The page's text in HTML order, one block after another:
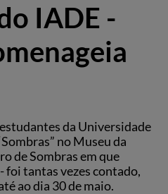
IADE -
da Universidade
no Museu da
de Sombras em que
tantas vezes contado,
ao dia 30 de maio.